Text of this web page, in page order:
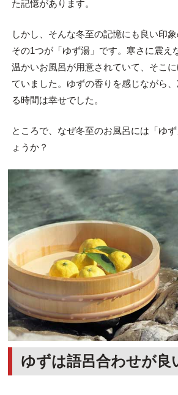
た記憶があります。
しかし、そんな冬至の記憶にも良い印象
その1つが「ゆず湯」です。寒さに震え
温かいお風呂が用意されていて、そこ
ていました。ゆずの香りを感じながら
る時間は幸せでした。
ところで、なぜ冬至のお風呂には「ゆ
ょうか？
ゆずは語呂合わせが良